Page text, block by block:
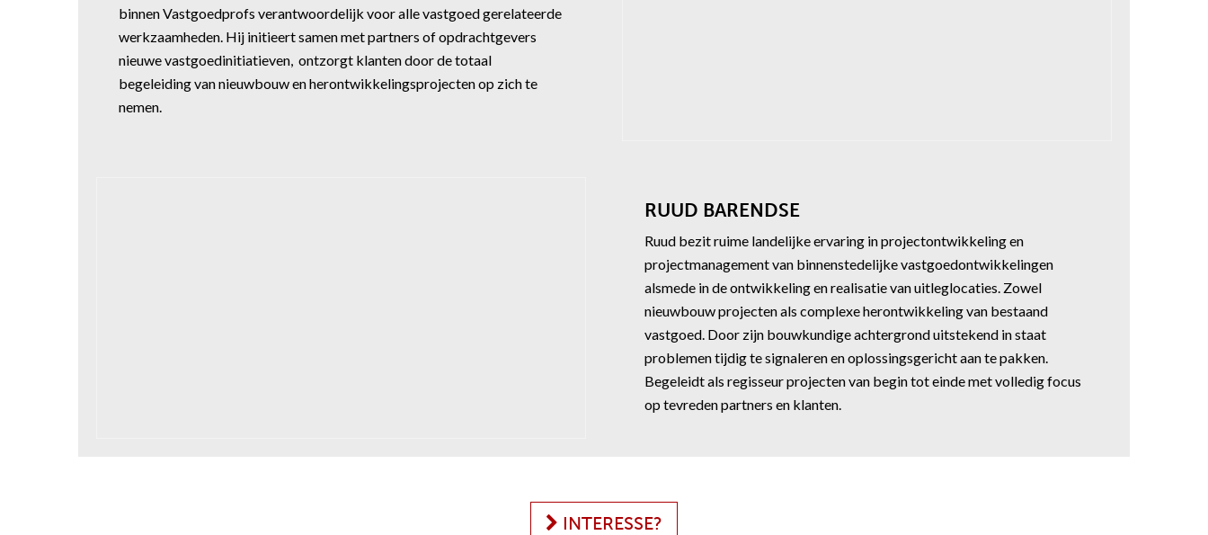
binnen Vastgoedprofs verantwoordelijk voor alle vastgoed gerelateerde
werkzaamheden. Hij initieert samen met partners of opdrachtgevers
nieuwe vastgoedinitiatieven, ontzorgt klanten door de totaal
begeleiding van nieuwbouw en herontwikkelingsprojecten op zich te
nemen.
RUUD BARENDSE
Ruud bezit ruime landelijke ervaring in projectontwikkeling en
projectmanagement van binnenstedelijke vastgoedontwikkelingen
alsmede in de ontwikkeling en realisatie van uitleglocaties. Zowel
nieuwbouw projecten als complexe herontwikkeling van bestaand
vastgoed. Door zijn bouwkundige achtergrond uitstekend in staat
problemen tijdig te signaleren en oplossingsgericht aan te pakken.
Begeleidt als regisseur projecten van begin tot einde met volledig focus
op tevreden partners en klanten.
INTERESSE?